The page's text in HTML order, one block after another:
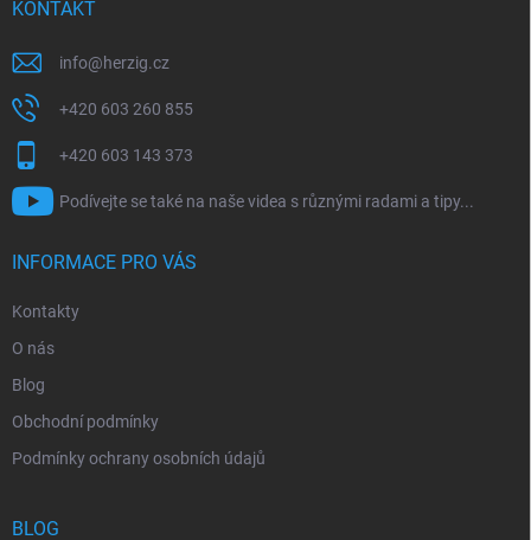
KONTAKT
info@herzig.cz
+420 603 260 855
+420 603 143 373
Podívejte se také na naše videa s různými radami a tipy...
INFORMACE PRO VÁS
Kontakty
O nás
Blog
Obchodní podmínky
Podmínky ochrany osobních údajů
BLOG